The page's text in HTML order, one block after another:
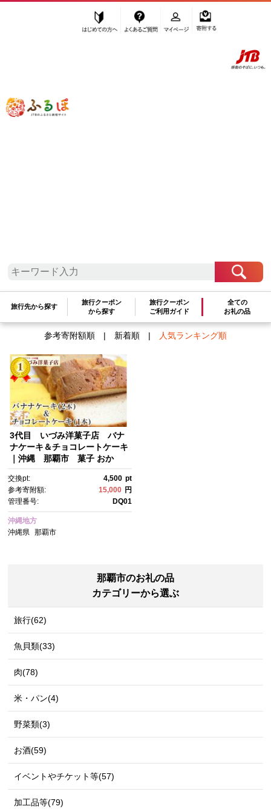
ふるぽ JTBのふるさと納税サイト
旅行先から探す
旅行クーポン
から探す
旅行クーポン
ご利用ガイド
全ての
お礼の品
「ふるさと納税」TOP
検索結果一覧 1～1件 / 全1件
参考寄附額順| 新着順| 人気ランキング順
3代目 いづみ洋菓子店 バナ
ナケーキ＆チョコレートケーキ
｜沖縄 那覇市 菓子 おか
ョコレートケーキ 焼菓子 ケー
キ パウンドケーキ 洋菓子
交換pt: 4,500 pt
参考寄附額:
15,000 円
管理番号:
DQ01
沖縄地方
沖縄県
那覇市
那覇市のお礼の品
カテゴリーから選ぶ
旅行(62)
魚貝類(33)
肉(78)
米・パン(4)
野菜類(3)
お酒(59)
イベントやチケット等(57)
加工品等(79)